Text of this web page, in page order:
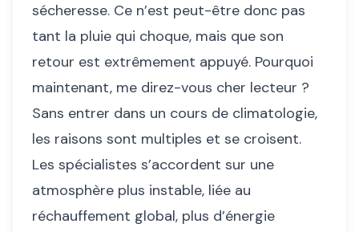
sécheresse. Ce n’est peut-être donc pas
tant la pluie qui choque, mais que son
retour est extrêmement appuyé. Pourquoi
maintenant, me direz-vous cher lecteur ?
Sans entrer dans un cours de climatologie,
les raisons sont multiples et se croisent.
Les spécialistes s’accordent sur une
atmosphère plus instable, liée au
réchauffement global, plus d’énergie